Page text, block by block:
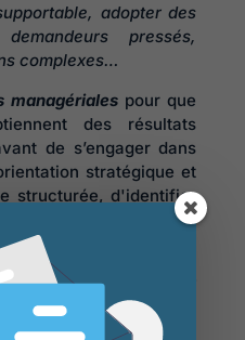
adopter des
pressés,
complexes…
managériales pour que
des résultats
de s’engager dans
stratégique et
structurée, d'identifier
d’une perte initiale de
: Formuler
l’objectif de vos
réunion à distance,